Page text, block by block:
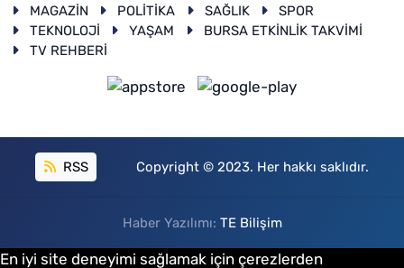
MAGAZİN
POLİTİKA SAĞLIK
SPOR
TEKNOLOJİ
YAŞAM
BURSA ETKİNLİK TAKVİMİ
TV REHBERİ
RSS Copyright © 2023. Her hakkı saklıdır.
Haber Yazılımı: TE Bilişim
En iyi site deneyimi sağlamak için çerezlerden